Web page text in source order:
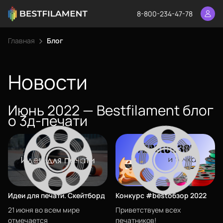
8-800-234-47-78
Главная Блог
Новости
Июнь 2022 — Bestfilament блог
о 3д-печати
Идеи для печати. Скейтборд
21 июня во всем мире
отмечается
Конкурс #bestобзор 2022
Приветствуем всех
печатников!
Каталог
О нас
Сертификаты
Система скидок
Оплата и доставка
Для крупных 3D-печатников
Филиалы